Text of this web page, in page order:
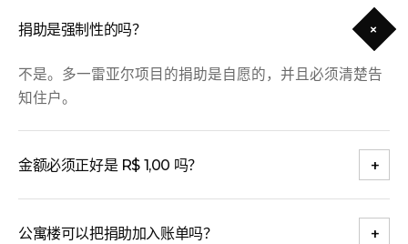
捐助是强制性的吗？ +
不是。多一雷亚尔项目的捐助是自愿的，并且必须清楚告
知住户。
金额必须正好是 R$ 1,00 吗？ +
公寓楼可以把捐助加入账单吗？ +